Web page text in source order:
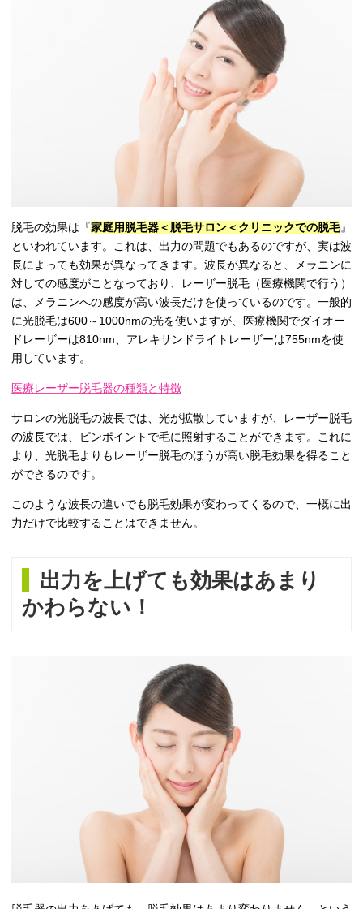
脱毛の効果は『家庭用脱毛器＜脱毛サロン＜クリニックでの脱毛』
といわれています。これは、出力の問題でもあるのですが、実は波
長によっても効果が異なってきます。波長が異なると、メラニンに
対しての感度がことなっており、レーザー脱毛（医療機関で行う）
は、メラニンへの感度が高い波長だけを使っているのです。一般的
に光脱毛は600～1000nmの光を使いますが、医療機関でダイオー
ドレーザーは810nm、アレキサンドライトレーザーは755nmを使
用しています。
医療レーザー脱毛器の種類と特徴
サロンの光脱毛の波長では、光が拡散していますが、レーザー脱毛
の波長では、ピンポイントで毛に照射することができます。これに
より、光脱毛よりもレーザー脱毛のほうが高い脱毛効果を得ること
ができるのです。
このような波長の違いでも脱毛効果が変わってくるので、一概に出
力だけで比較することはできません。
出力を上げても効果はあまり
かわらない！